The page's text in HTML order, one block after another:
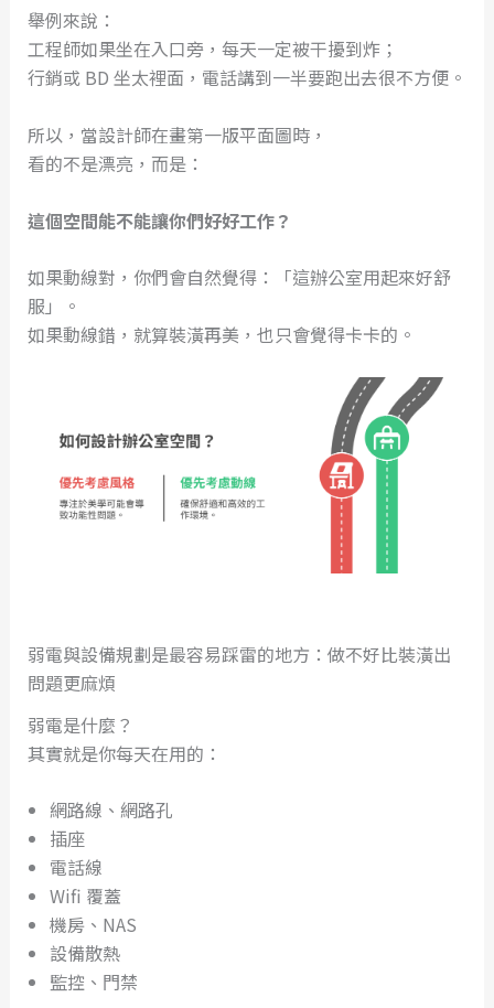
舉例來說：
工程師如果坐在入口旁，每天一定被干擾到炸；
行銷或 BD 坐太裡面，電話講到一半要跑出去很不方便。
所以，當設計師在畫第一版平面圖時，
看的不是漂亮，而是：
這個空間能不能讓你們好好工作？
如果動線對，你們會自然覺得：「這辦公室用起來好舒
服」。
如果動線錯，就算裝潢再美，也只會覺得卡卡的。
弱電與設備規劃是最容易踩雷的地方：做不好比裝潢出
問題更麻煩
弱電是什麼？
其實就是你每天在用的：
網路線、網路孔
插座
電話線
Wifi 覆蓋
機房、NAS
設備散熱
監控、門禁